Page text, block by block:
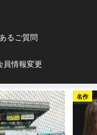
るご質問
員情報変更
名作